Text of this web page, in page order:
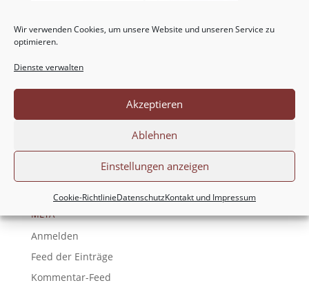
Wir verwenden Cookies, um unsere Website und unseren Service zu
optimieren.
Dienste verwalten
Akzeptieren
Ablehnen
Einstellungen anzeigen
Cookie-RichtlinieDatenschutzKontakt und Impressum
NEUESTE KOMMENTARE
Keine Kategorien
META
Anmelden
Feed der Einträge
Kommentar-Feed